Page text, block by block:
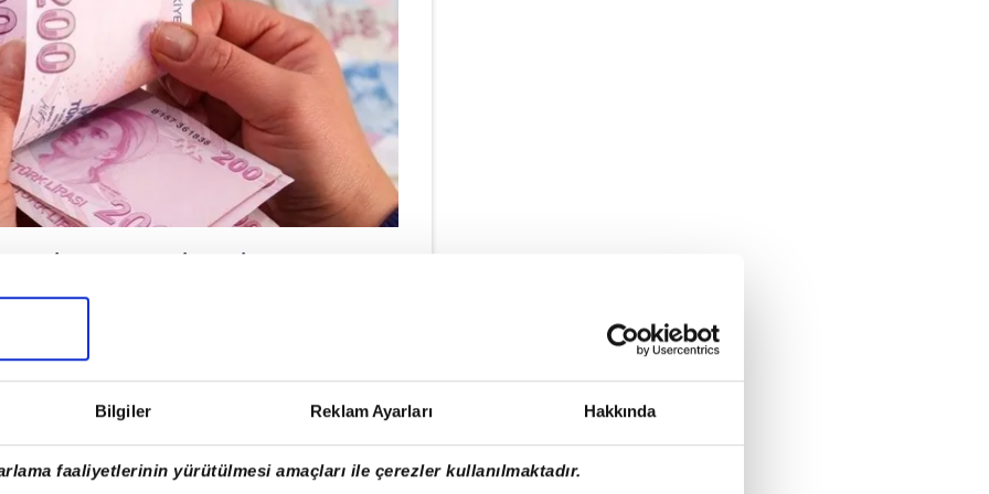
Bilgiler Reklam Ayarları Hakkında
faaliyetlerinin yürütülmesi amaçları ile çerezler kullanılmaktadır.
ZAMMI ŞEKİLLENİYOR!
için oranlar şöyle ortaya
42,35